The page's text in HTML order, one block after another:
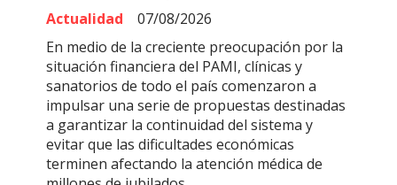
Actualidad
07/08/2026
En medio de la creciente preocupación por la
situación financiera del PAMI, clínicas y
sanatorios de todo el país comenzaron a
impulsar una serie de propuestas destinadas
a garantizar la continuidad del sistema y
evitar que las dificultades económicas
terminen afectando la atención médica de